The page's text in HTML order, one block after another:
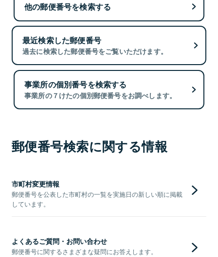
他の郵便番号を検索する
最近検索した郵便番号
過去に検索した郵便番号をご覧いただけます。
事業所の個別番号を検索する
事業所の７けたの個別郵便番号をお調べします。
郵便番号検索に関する情報
市町村変更情報
郵便番号を公表した市町村の一覧を実施日の新しい順に掲載
しています。
よくあるご質問・お問い合わせ
郵便番号に関するさまざまな疑問にお答えします。